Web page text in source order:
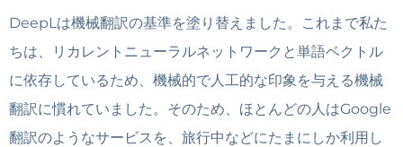
DeepLは機械翻訳の基準を塗り替えました。これまで私た
ちは、リカレントニューラルネットワークと単語ベクトル
に依存しているため、機械的で人工的な印象を与える機械
翻訳に慣れていました。そのため、ほとんどの人はGoogle
翻訳のようなサービスを、旅行中などにたまにしか利用し